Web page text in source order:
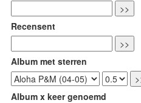
Recensent
Album met sterren
Album x keer genoemd